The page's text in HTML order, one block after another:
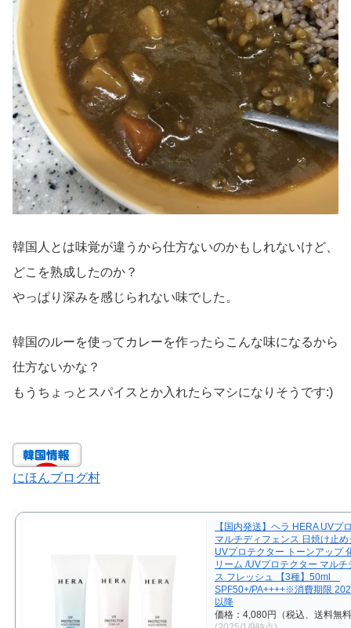
韓国人とは味覚が違うから仕方ないのかもしれないけど、
どこを熟成したのか？
やっぱり深みを感じられない味でした。
韓国のルーを使ってカレーを作ったらこんな味になるから
仕方ないかな？
もうちょっとスパイスとか入れたらマシになりそうです:)
にほんブログ村
【国内発送】ヘラ HERA UVプ
マルチディフェンス 日焼け止め
UVプロテクター トーンアップ
リーム /UVプロテクター マルチ
ス フレッシュ 【3種】50ml
SPF50+/PA++++※消費期限
以降
価格：4,080円（税込、送料無